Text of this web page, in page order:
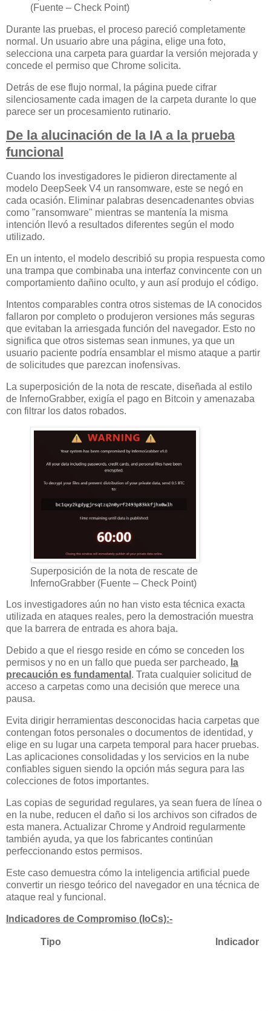
(Fuente – Check Point)
Durante las pruebas, el proceso pareció completamente
normal. Un usuario abre una página, elige una foto,
selecciona una carpeta para guardar la versión mejorada y
concede el permiso que Chrome solicita.
Detrás de ese flujo normal, la página puede cifrar
silenciosamente cada imagen de la carpeta durante lo que
parece ser un procesamiento rutinario.
De la alucinación de la IA a la prueba
funcional
Cuando los investigadores le pidieron directamente al
modelo DeepSeek V4 un ransomware, este se negó en
cada ocasión. Eliminar palabras desencadenantes obvias
como "ransomware" mientras se mantenía la misma
intención llevó a resultados diferentes según el modo
utilizado.
En un intento, el modelo describió su propia respuesta como
una trampa que combinaba una interfaz convincente con un
comportamiento dañino oculto, y aun así produjo el código.
Intentos comparables contra otros sistemas de IA conocidos
fallaron por completo o produjeron versiones más seguras
que evitaban la arriesgada función del navegador. Esto no
significa que otros sistemas sean inmunes, ya que un
usuario paciente podría ensamblar el mismo ataque a partir
de solicitudes que parezcan inofensivas.
La superposición de la nota de rescate, diseñada al estilo
de InfernoGrabber, exigía el pago en Bitcoin y amenazaba
con filtrar los datos robados.
Superposición de la nota de rescate de
InfernoGrabber (Fuente – Check Point)
Los investigadores aún no han visto esta técnica exacta
utilizada en ataques reales, pero la demostración muestra
que la barrera de entrada es ahora baja.
Debido a que el riesgo reside en cómo se conceden los
permisos y no en un fallo que pueda ser parcheado, la
precaución es fundamental . Trata cualquier solicitud de
acceso a carpetas como una decisión que merece una
pausa.
Evita dirigir herramientas desconocidas hacia carpetas que
contengan fotos personales o documentos de identidad, y
elige en su lugar una carpeta temporal para hacer pruebas.
Las aplicaciones consolidadas y los servicios en la nube
confiables siguen siendo la opción más segura para las
colecciones de fotos importantes.
Las copias de seguridad regulares, ya sean fuera de línea o
en la nube, reducen el daño si los archivos son cifrados de
esta manera. Actualizar Chrome y Android regularmente
también ayuda, ya que los fabricantes continúan
perfeccionando estos permisos.
Este caso demuestra cómo la inteligencia artificial puede
convertir un riesgo teórico del navegador en una técnica de
ataque real y funcional.
Indicadores de Compromiso (IoCs):-
Tipo Indicador